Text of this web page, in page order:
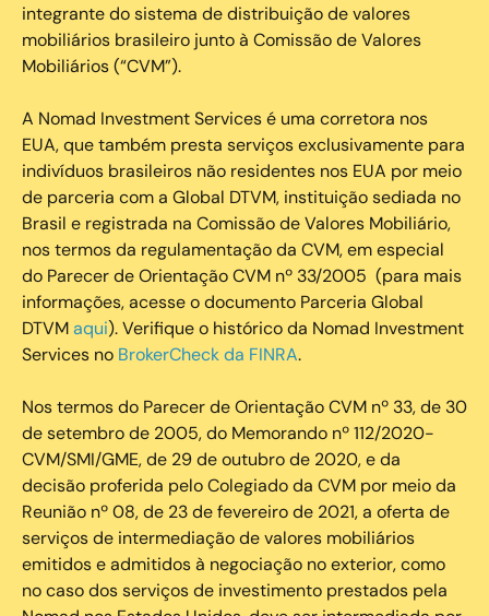
integrante do sistema de distribuição de valores
mobiliários brasileiro junto à Comissão de Valores
Mobiliários (“CVM”).
‍A Nomad Investment Services é uma corretora nos
EUA, que também presta serviços exclusivamente para
indivíduos brasileiros não residentes nos EUA por meio
de parceria com a Global DTVM, instituição sediada no
Brasil e registrada na Comissão de Valores Mobiliário,
nos termos da regulamentação da CVM, em especial
do Parecer de Orientação CVM nº 33/2005 (para mais
informações, acesse o documento Parceria Global
DTVMaqui). Verifique o histórico da Nomad Investment
Services no BrokerCheck da FINRA.
Nos termos do Parecer de Orientação CVM nº 33, de 30
de setembro de 2005, do Memorando nº 112/2020-
CVM/SMI/GME, de 29 de outubro de 2020, e da
decisão proferida pelo Colegiado da CVM por meio da
Reunião nº 08, de 23 de fevereiro de 2021, a oferta de
serviços de intermediação de valores mobiliários
emitidos e admitidos à negociação no exterior, como
no caso dos serviços de investimento prestados pela